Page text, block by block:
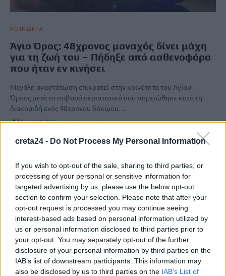
creta24 - Do Not Process My Personal Information
If you wish to opt-out of the sale, sharing to third parties, or
processing of your personal or sensitive information for
targeted advertising by us, please use the below opt-out
section to confirm your selection. Please note that after your
opt-out request is processed you may continue seeing
interest-based ads based on personal information utilized by
us or personal information disclosed to third parties prior to
your opt-out. You may separately opt-out of the further
disclosure of your personal information by third parties on the
IAB’s list of downstream participants. This information may
also be disclosed by us to third parties on the IAB’s List of
ΚΟΙΝΩΝΙΑ
Άγιο Όρος: 48χρονος μοναχός δίνει μάχη
για τη ζωή του – Πήδηξε από ασθενοφόρο
που ήταν εν κινήσει
Μεγάλη αναστάτωση επικρατεί στην κοινότητα του Αγίου
Όρους μετά το σοβαρό περιστατικό που σημειώθηκε κατά τη
διακομιδή ενός 48χρονου δόκιμου…
Newsroom 7 Μαΐου, 2026